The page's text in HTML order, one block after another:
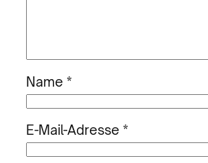
Name *
E-Mail-Adresse *